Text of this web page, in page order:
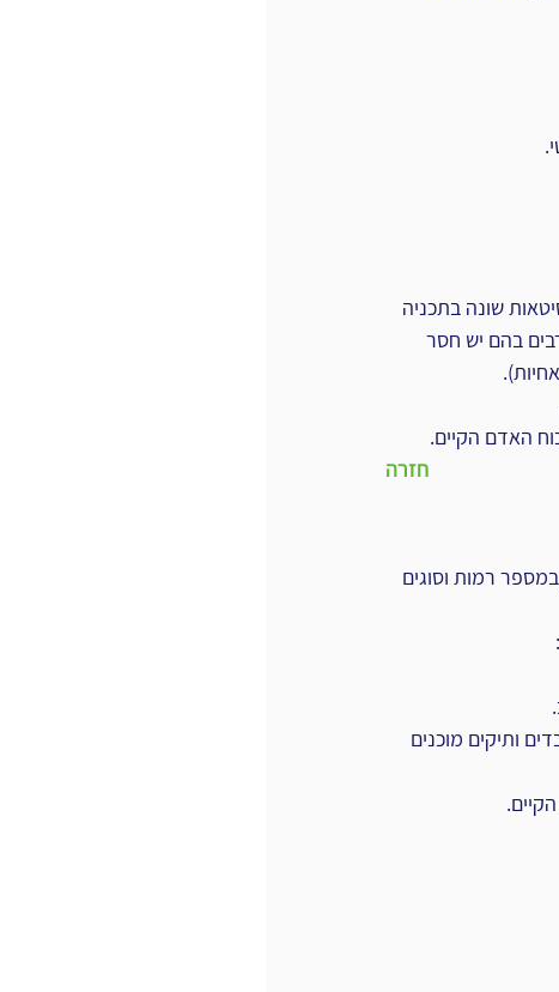
שונה ‏בתכניה
רבים בהם ‏יש חסר
האדם הקיים.‏
חזרה
רמות ‏וסוגים
ותיקים ‏מוכנים